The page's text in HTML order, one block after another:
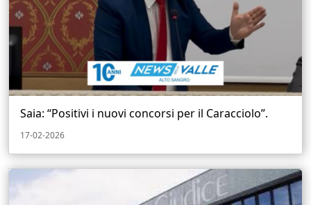
Saia: “Positivi i nuovi concorsi per il Caracciolo”.
17-02-2026